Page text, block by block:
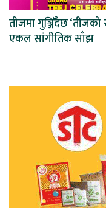
तीजमा गुञ्जिँदैछ
एकल सांगीतिक साँझ